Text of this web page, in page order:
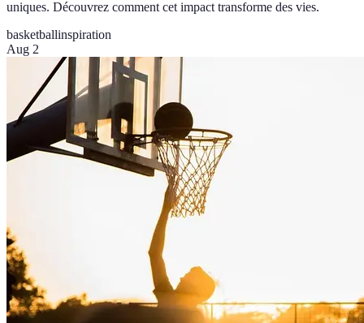
uniques. Découvrez comment cet impact transforme des vies.
basketballinspiration
Aug 2